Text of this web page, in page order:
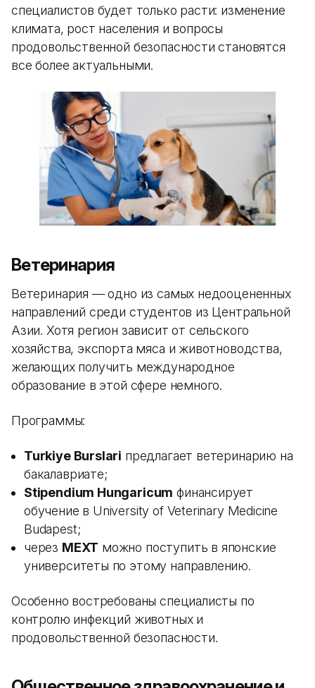
специалистов будет только расти: изменение
климата, рост населения и вопросы
продовольственной безопасности становятся
все более актуальными.
Ветеринария
Ветеринария — одно из самых недооцененных
направлений среди студентов из Центральной
Азии. Хотя регион зависит от сельского
хозяйства, экспорта мяса и животноводства,
желающих получить международное
образование в этой сфере немного.
Программы:
Turkiye Burslari предлагает ветеринарию на
бакалавриате;
Stipendium Hungaricum финансирует
обучение в University of Veterinary Medicine
Budapest;
через MEXT можно поступить в японские
университеты по этому направлению.
Особенно востребованы специалисты по
контролю инфекций животных и
продовольственной безопасности.